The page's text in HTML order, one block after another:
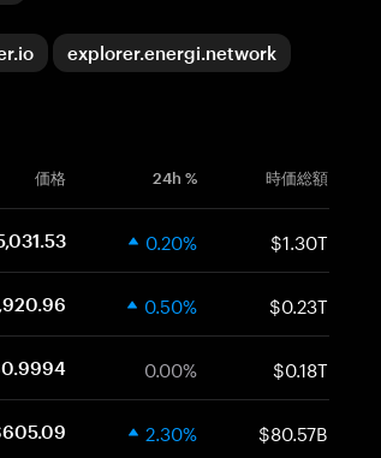
explorer.energi.network
価格 24h % 時価総額
0.20% $1.30T
0.50% $0.23T
0.00% $0.18T
2.30% $80.57B